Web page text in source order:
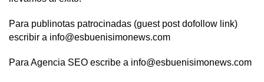
Para publinotas patrocinadas (guest post dofollow link)
escribir a info@esbuenisimonews.com
Para Agencia SEO escribe a info@esbuenisimonews.com